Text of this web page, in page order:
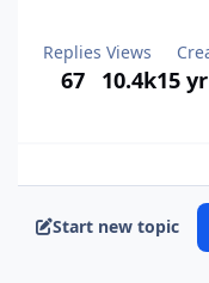
Replies
67
Views
10.4k15 yr
Start new topic